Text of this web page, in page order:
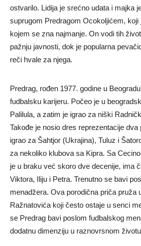
ostvarilo. Lidija je srećno udata i majka
suprugom Predragom Ocokoljićem, koji
kojem se zna najmanje. On vodi tih
pažnju javnosti, dok je popularna
reči hvale za njega.
Predrag, rođen 1977. godine u
fudbalsku karijeru. Počeo je u
Palilula, a zatim je igrao za niški
Takođe je nosio dres reprezentacije dva
igrao za Šahtjor (Ukrajina), Tuluz i
za nekoliko klubova sa Kipra. Sa
je u braku već skoro dve decenije, ima
Viktora, Iliju i Petra. Trenutno se bavi
menadžera. Ova porodična priča pruža
Ražnatovića koji često ostaje u senci
se Predrag bavi poslom fudbalskog
dodatnu dimenziju u raznovrsnom